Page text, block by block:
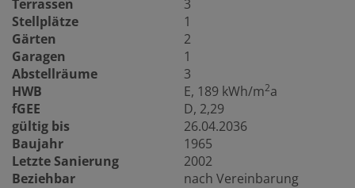
Terrassen
3
Stellplätze
1
Gärten
2
Garagen
1
Abstellräume
3
HWB
E, 189 kWh/m2a
fGEE
D, 2,29
gültig bis
26.04.2036
Baujahr
1965
Letzte Sanierung
2002
Beziehbar
nach Vereinbarung